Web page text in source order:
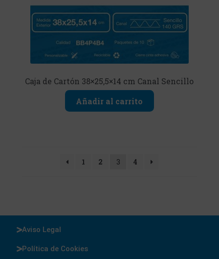
Caja de Cartón 38×25,5×14 cm Canal Sencillo
Añadir al carrito
1 2 3 4
Aviso Legal
Política de Cookies